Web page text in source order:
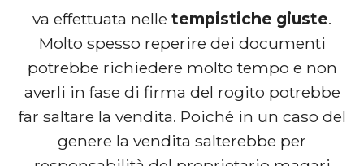
va effettuata nelle tempistiche giuste.
Molto spesso reperire dei documenti
potrebbe richiedere molto tempo e non
averli in fase di firma del rogito potrebbe
far saltare la vendita. Poiché in un caso del
genere la vendita salterebbe per